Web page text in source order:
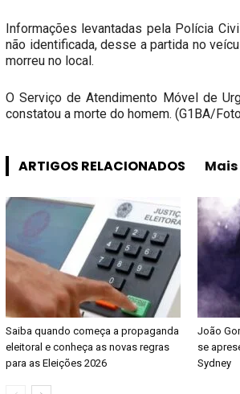
Informações levantadas pela Polícia
não identificada, desse a partida no
morreu no local.
O Serviço de Atendimento Móvel de
constatou a morte do homem. (G1BA/
ARTIGOS RELACIONADOS
Saiba quando começa a propaganda
eleitoral e conheça as novas regras
para as Eleições 2026
João
se
Sydney